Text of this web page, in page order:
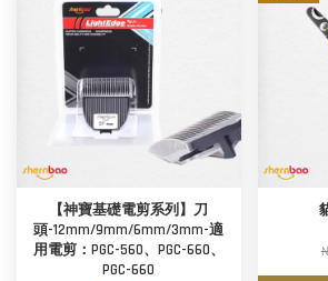
【神寶基礎電剪系列】刀
頭-12mm/9mm/6mm/3mm-適
用電剪：PGC-560、PGC-660、
PGC-660